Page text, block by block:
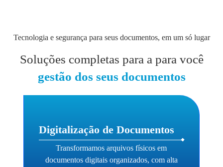
Tecnologia e segurança para seus documentos, em um só lugar
Soluções completas para a para você
gestão dos seus documentos
Digitalização de Documentos
Transformamos arquivos físicos em
documentos digitais organizados, com alta